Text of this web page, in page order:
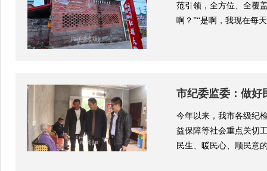
范引领，全方位、全覆
啊？”“是啊，我现在每
市纪委监委：做好
今年以来，我市各级纪
益保障等社会重点关切
民生、暖民心、顺民意